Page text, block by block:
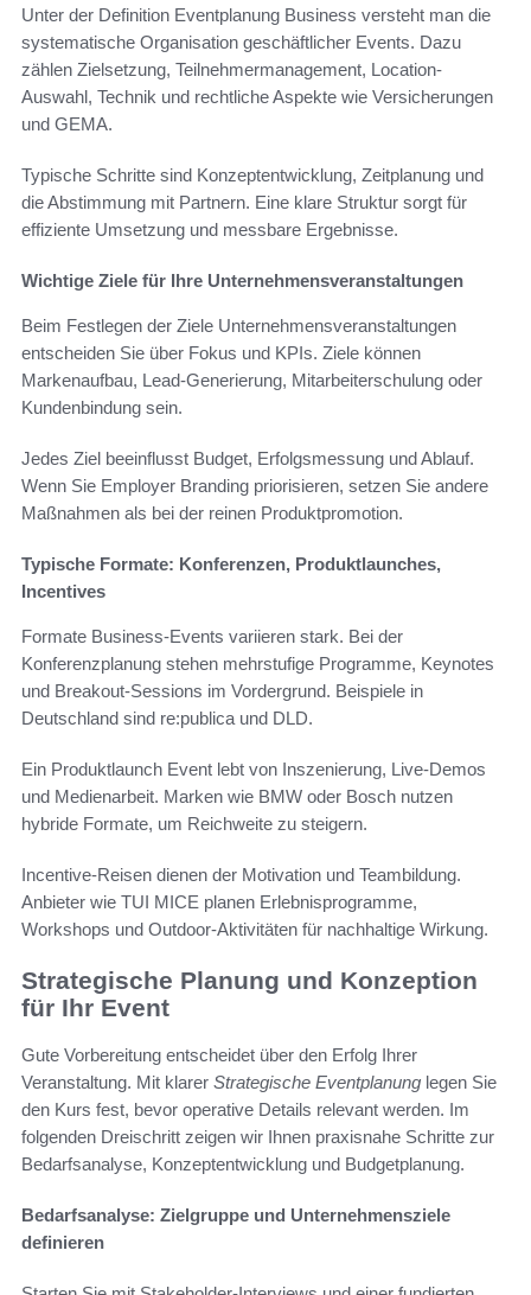
Unter der Definition Eventplanung Business versteht man die
systematische Organisation geschäftlicher Events. Dazu
zählen Zielsetzung, Teilnehmermanagement, Location-
Auswahl, Technik und rechtliche Aspekte wie Versicherungen
und GEMA.
Typische Schritte sind Konzeptentwicklung, Zeitplanung und
die Abstimmung mit Partnern. Eine klare Struktur sorgt für
effiziente Umsetzung und messbare Ergebnisse.
Wichtige Ziele für Ihre Unternehmensveranstaltungen
Beim Festlegen der Ziele Unternehmensveranstaltungen
entscheiden Sie über Fokus und KPIs. Ziele können
Markenaufbau, Lead-Generierung, Mitarbeiterschulung oder
Kundenbindung sein.
Jedes Ziel beeinflusst Budget, Erfolgsmessung und Ablauf.
Wenn Sie Employer Branding priorisieren, setzen Sie andere
Maßnahmen als bei der reinen Produktpromotion.
Typische Formate: Konferenzen, Produktlaunches,
Incentives
Formate Business-Events variieren stark. Bei der
Konferenzplanung stehen mehrstufige Programme, Keynotes
und Breakout-Sessions im Vordergrund. Beispiele in
Deutschland sind re:publica und DLD.
Ein Produktlaunch Event lebt von Inszenierung, Live-Demos
und Medienarbeit. Marken wie BMW oder Bosch nutzen
hybride Formate, um Reichweite zu steigern.
Incentive-Reisen dienen der Motivation und Teambildung.
Anbieter wie TUI MICE planen Erlebnisprogramme,
Workshops und Outdoor-Aktivitäten für nachhaltige Wirkung.
Strategische Planung und Konzeption
für Ihr Event
Gute Vorbereitung entscheidet über den Erfolg Ihrer
Veranstaltung. Mit klarer Strategische Eventplanung legen Sie
den Kurs fest, bevor operative Details relevant werden. Im
folgenden Dreischritt zeigen wir Ihnen praxisnahe Schritte zur
Bedarfsanalyse, Konzeptentwicklung und Budgetplanung.
Bedarfsanalyse: Zielgruppe und Unternehmensziele
definieren